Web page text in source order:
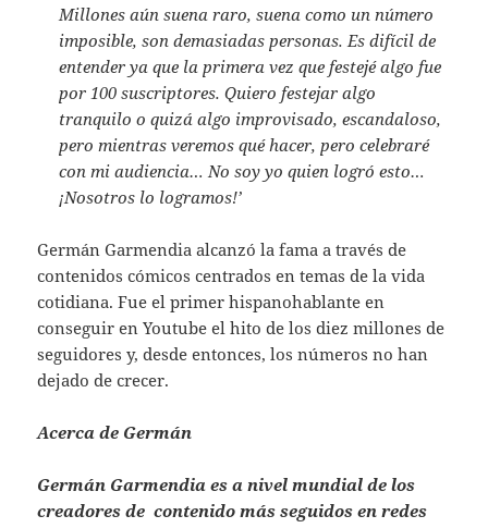
Millones aún suena raro, suena como un número
imposible, son demasiadas personas. Es difícil de
entender ya que la primera vez que festejé algo fue
por 100 suscriptores. Quiero festejar algo
tranquilo o quizá algo improvisado, escandaloso,
pero mientras veremos qué hacer, pero celebraré
con mi audiencia… No soy yo quien logró esto…
¡Nosotros lo logramos!’
Germán Garmendia alcanzó la fama a través de
contenidos cómicos centrados en temas de la vida
cotidiana. Fue el primer hispanohablante en
conseguir en Youtube el hito de los diez millones de
seguidores y, desde entonces, los números no han
dejado de crecer.
Acerca de Germán
Germán Garmendia es a nivel mundial de los
creadores de contenido más seguidos en redes